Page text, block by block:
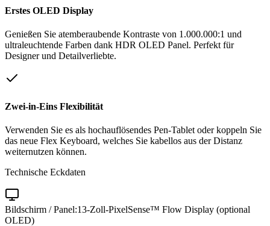
Erstes OLED Display
Genießen Sie atemberaubende Kontraste von 1.000.000:1 und
ultraleuchtende Farben dank HDR OLED Panel. Perfekt für
Designer und Detailverliebte.
Zwei-in-Eins Flexibilität
Verwenden Sie es als hochauflösendes Pen-Tablet oder koppeln Sie
das neue Flex Keyboard, welches Sie kabellos aus der Distanz
weiternutzen können.
Technische Eckdaten
Bildschirm / Panel:13-Zoll-PixelSense™ Flow Display (optional
OLED)